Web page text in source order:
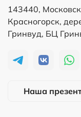
143440,
Красногорск,
Гринвуд, БЦ
Наша